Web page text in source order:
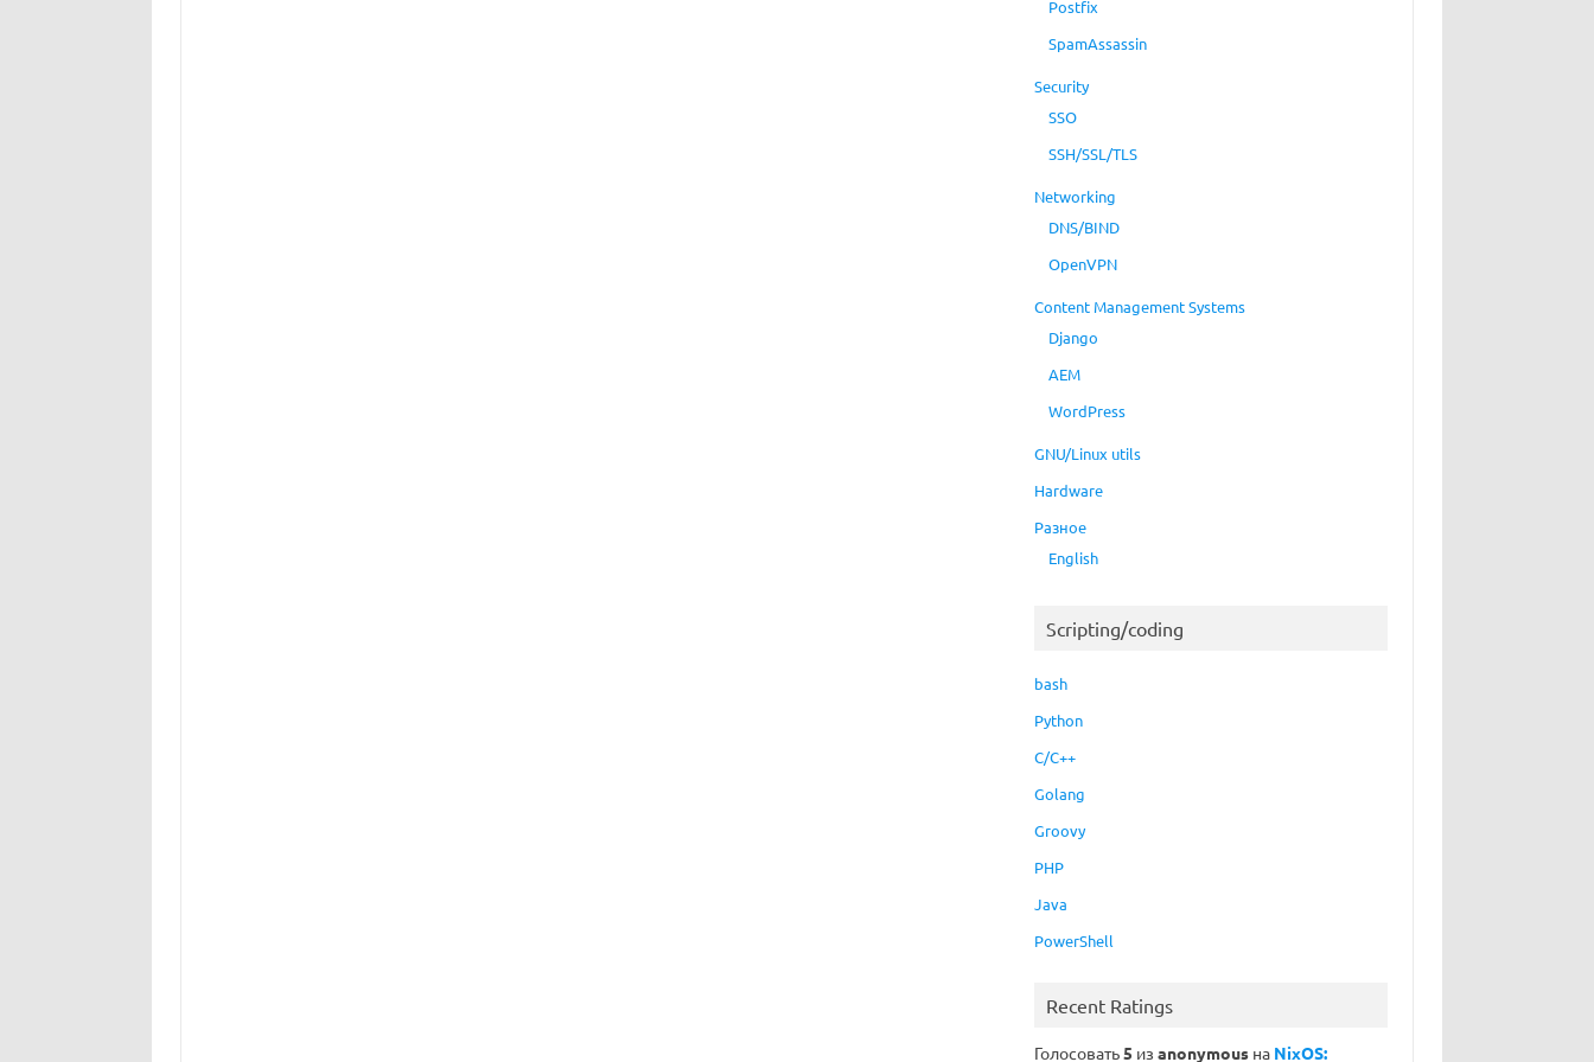
Postfix
SpamAssassin
Security
SSO
SSH/SSL/TLS
Networking
DNS/BIND
OpenVPN
Content Management Systems
Django
AEM
WordPress
GNU/Linux utils
Hardware
Разное
English
Scripting/coding
bash
Python
C/C++
Golang
Groovy
PHP
Java
PowerShell
Recent Ratings
Голосовать5 изanonymous на NixOS: